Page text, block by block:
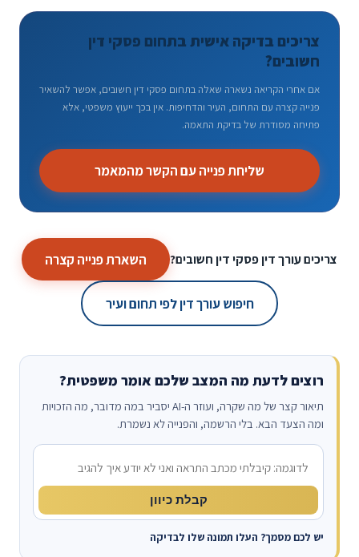
צריכים בדיקה אישית בתחום פסקי דין
חשובים?
אם אחרי הקריאה נשארה שאלה בתחום פסקי דין חשובים, אפשר להשאיר
פנייה קצרה עם התחום, העיר והדחיפות. אין בכך ייעוץ משפטי, אלא
פתיחה מסודרת של בדיקת התאמה.
שליחת פנייה עם הקשר מהמאמר
צריכים עורך דין פסקי דין חשובים? השארת פנייה קצרה
חיפוש עורך דין לפי תחום ועיר
רוצים לדעת מה המצב שלכם אומר משפטית?
תיאור קצר של מה שקרה, ועוזר ה-AI יסביר במה מדובר, מה הזכויות
ומה הצעד הבא. בלי הרשמה, והפנייה לא נשמרת.
מה קרה?
קבלת כיוון
יש לכם מסמך? העלו תמונה שלו לבדיקה